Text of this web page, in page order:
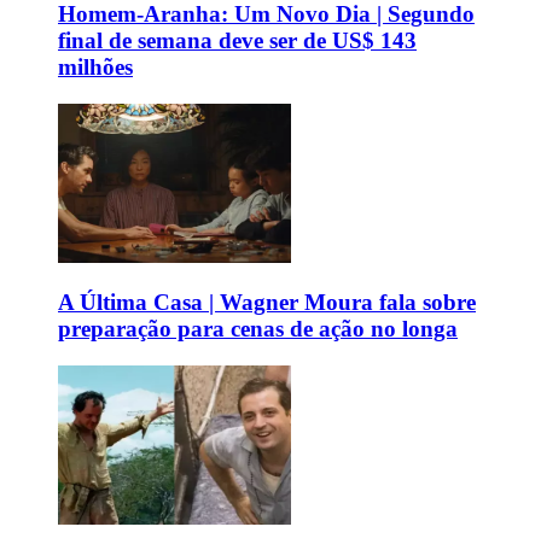
Homem-Aranha: Um Novo Dia | Segundo
final de semana deve ser de US$ 143
milhões
A Última Casa | Wagner Moura fala sobre
preparação para cenas de ação no longa